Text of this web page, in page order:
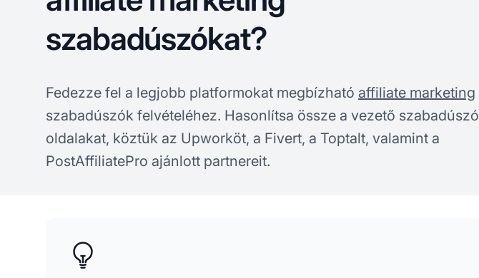
szabadúszókat?
Fedezze fel a legjobb platformokat megbízható affiliate marketing
szabadúszók felvételéhez. Hasonlítsa össze a vezető szabadúszó
oldalakat, köztük az Upworköt, a Fivert, a Toptalt, valamint a
PostAffiliatePro ajánlott partnereit.